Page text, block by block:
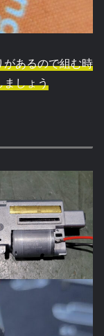
あるので組む時
ましょう